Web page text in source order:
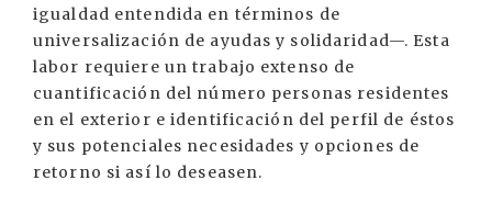
igualdad entendida en términos de
universalización de ayudas y solidaridad—. Esta
labor requiere un trabajo extenso de
cuantificación del número personas residentes
en el exterior e identificación del perfil de éstos
y sus potenciales necesidades y opciones de
retorno si así lo deseasen.